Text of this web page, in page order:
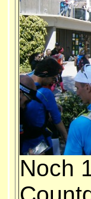
Noch